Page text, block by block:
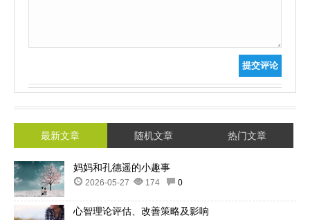
提交评论
最新文章 随机文章 热门文章
妈妈和孔德遥的小趣事
2026-05-27 174 0
心智理论评估、改善策略及影响